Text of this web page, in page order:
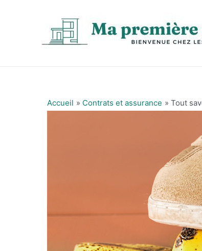
Accueil Contrats et assurance Tout